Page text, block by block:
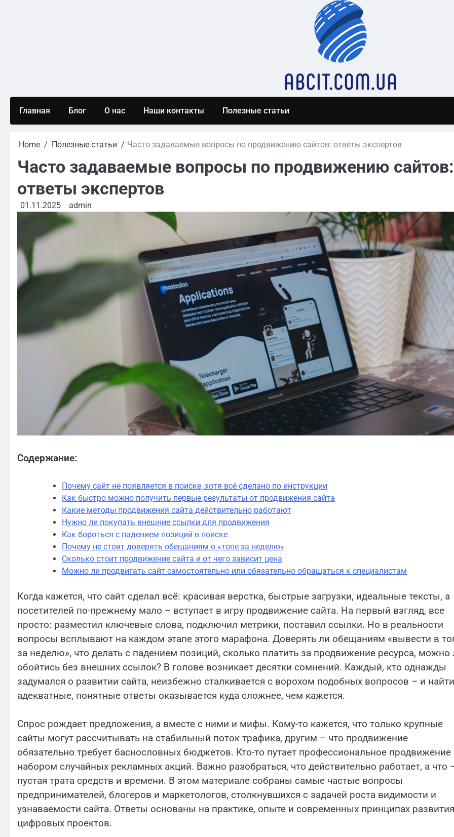
Главная Блог О нас Наши контакты Полезные статьи
Home Полезные статьи Часто задаваемые вопросы по продвижению сайтов: ответы экспертов
Часто задаваемые вопросы по продвижению сайтов:
ответы экспертов
01.11.2025 admin
Содержание:
Почему сайт не появляется в поиске, хотя всё сделано по инструкции
Как быстро можно получить первые результаты от продвижения сайта
Какие методы продвижения сайта действительно работают
Нужно ли покупать внешние ссылки для продвижения
Как бороться с падением позиций в поиске
Почему не стоит доверять обещаниям о «топе за неделю»
Сколько стоит продвижение сайта и от чего зависит цена
Можно ли продвигать сайт самостоятельно или обязательно обращаться к специалистам
Когда кажется, что сайт сделал всё: красивая верстка, быстрые загрузки, идеальные тексты, а
посетителей по-прежнему мало – вступает в игру продвижение сайта. На первый взгляд, все
просто: разместил ключевые слова, подключил метрики, поставил ссылки. Но в реальности
вопросы всплывают на каждом этапе этого марафона. Доверять ли обещаниям «вывести в
за неделю», что делать с падением позиций, сколько платить за продвижение ресурса, можно
обойтись без внешних ссылок? В голове возникает десятки сомнений. Каждый, кто однажды
задумался о развитии сайта, неизбежно сталкивается с ворохом подобных вопросов – и найти
адекватные, понятные ответы оказывается куда сложнее, чем кажется.
Спрос рождает предложения, а вместе с ними и мифы. Кому-то кажется, что только крупные
сайты могут рассчитывать на стабильный поток трафика, другим – что продвижение
обязательно требует баснословных бюджетов. Кто-то путает профессиональное продвижение
набором случайных рекламных акций. Важно разобраться, что действительно работает, а что
пустая трата средств и времени. В этом материале собраны самые частые вопросы
предпринимателей, блогеров и маркетологов, столкнувшихся с задачей роста видимости и
узнаваемости сайта. Ответы основаны на практике, опыте и современных принципах развития
цифровых проектов.